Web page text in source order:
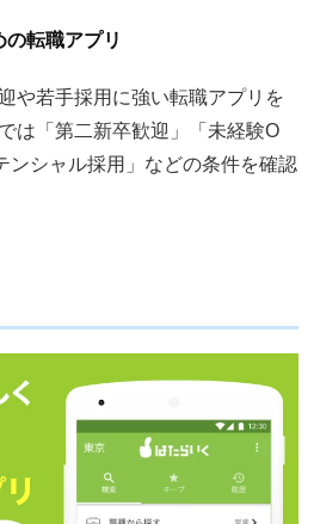
転職アプリ
や若手採用に強い転職アプリを
は「第二新卒歓迎」「未経験O
ンシャル採用」などの条件を確認